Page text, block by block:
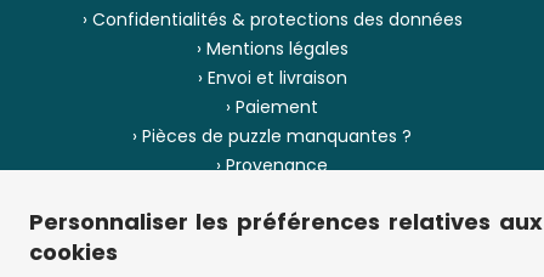
› Confidentialités & protections des données
› Mentions légales
› Envoi et livraison
› Paiement
› Pièces de puzzle manquantes ?
› Provenance
› Plan du site
Personnaliser les préférences relatives aux
cookies